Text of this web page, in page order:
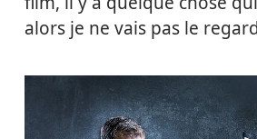
alors je ne vais pas le